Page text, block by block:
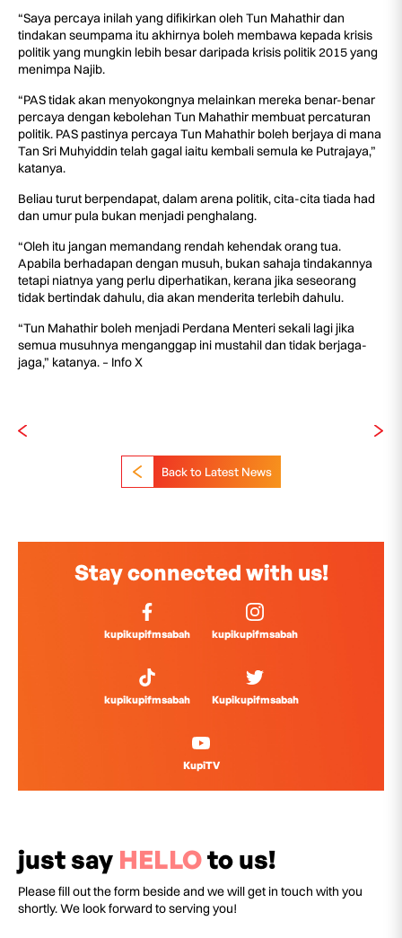
“Saya percaya inilah yang difikirkan oleh Tun Mahathir dan
tindakan seumpama itu akhirnya boleh membawa kepada krisis
politik yang mungkin lebih besar daripada krisis politik 2015 yang
menimpa Najib.
“PAS tidak akan menyokongnya melainkan mereka benar-benar
percaya dengan kebolehan Tun Mahathir membuat percaturan
politik. PAS pastinya percaya Tun Mahathir boleh berjaya di mana
Tan Sri Muhyiddin telah gagal iaitu kembali semula ke Putrajaya,”
katanya.
Beliau turut berpendapat, dalam arena politik, cita-cita tiada had
dan umur pula bukan menjadi penghalang.
“Oleh itu jangan memandang rendah kehendak orang tua.
Apabila berhadapan dengan musuh, bukan sahaja tindakannya
tetapi niatnya yang perlu diperhatikan, kerana jika seseorang
tidak bertindak dahulu, dia akan menderita terlebih dahulu.
“Tun Mahathir boleh menjadi Perdana Menteri sekali lagi jika
semua musuhnya menganggap ini mustahil dan tidak berjaga-
jaga,” katanya. – Info X
Back to Latest News
Stay connected with us!
kupikupifmsabah kupikupifmsabah
kupikupifmsabah Kupikupifmsabah
KupiTV
just say HELLOto us!
Please fill out the form beside and we will get in touch with you
shortly. We look forward to serving you!